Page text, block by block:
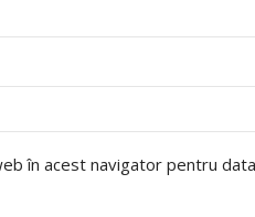
în acest navigator pentru